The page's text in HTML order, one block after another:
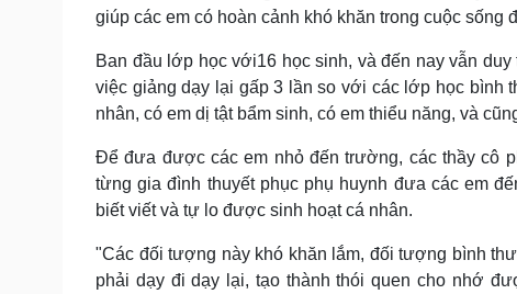
giúp các em có hoàn cảnh khó khăn trong cuộc sống
Ban đầu lớp học với16 học sinh, và đến nay vẫn
việc giảng dạy lại gấp 3 lần so với các lớp học bình
nhân, có em dị tật bẩm sinh, có em thiểu năng, và
Để đưa được các em nhỏ đến trường, các thầy cô
từng gia đình thuyết phục phụ huynh đưa các em
biết viết và tự lo được sinh hoạt cá nhân.
"Các đối tượng này khó khăn lắm, đối tượng bình
phải dạy đi dạy lại, tạo thành thói quen cho nhớ